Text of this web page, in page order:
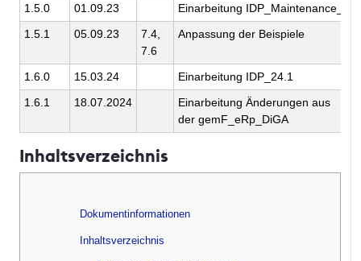
1.5.0
01.09.23
Einarbeitung
1.5.1
05.09.23
7.4,
7.6
Anpassung der Beispiele
1.6.0 15.03.24
Einarbeitung IDP_24.1
1.6.1
18.07.2024
Einarbeitung Änderungen aus
der gemF_eRp_DiGA
Inhaltsverzeichnis
Dokumentinformationen
Inhaltsverzeichnis